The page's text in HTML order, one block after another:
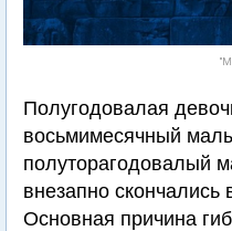
Полугодовалая
восьмимесячный
полуторагодовалый
внезапно скончались
Основная причина